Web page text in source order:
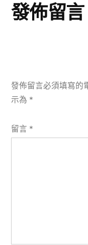
發佈留言
發佈留言必須填寫的
示為 *
留言 *